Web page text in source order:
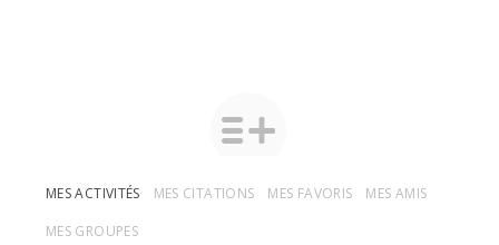
MES ACTIVITÉS MES CITATIONS MES FAVORIS
MES AMIS
MES GROUPES